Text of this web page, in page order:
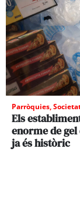
Parròquies,
Els
enorme de
ja és històric